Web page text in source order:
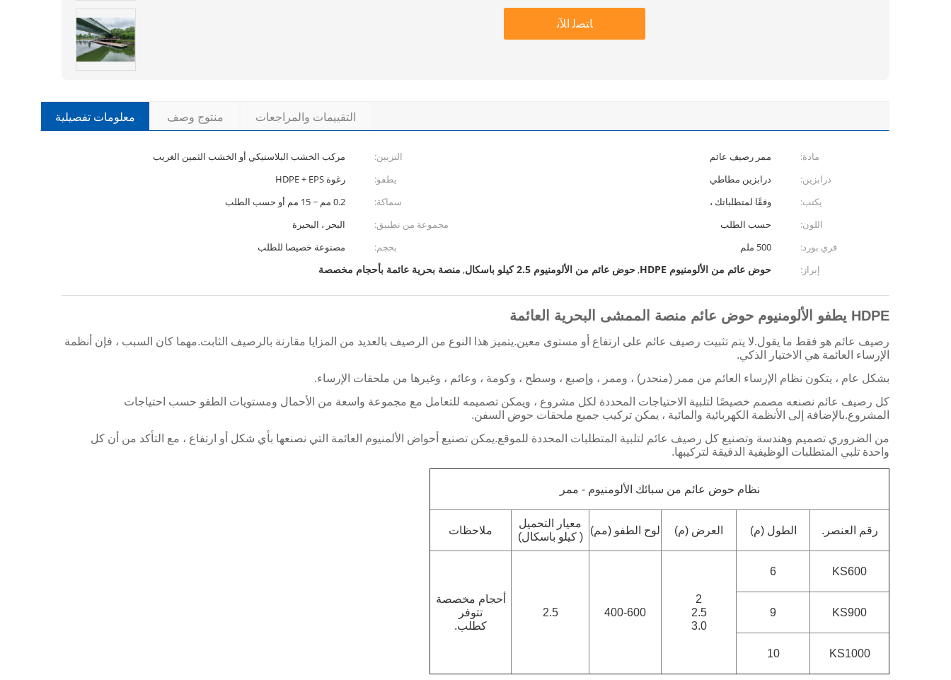
ﺎﺘﺼﻟ ﺍﻶﻧ
معلومات تفصيلية منتوج وصف التقييمات والمراجعات
مادة: ممر رصيف عائم التزيين:
مركب الخشب البلاستيكي أو الخشب الثمين الغريب
درابزين:
درابزين مطاطي يطفو:
رغوة HDPE + EPS
يكتب:
وفقًا لمتطلباتك ، سماكة:
0.2 مم ~ 15 مم أو حسب الطلب
اللون:
حسب الطلب مجموعة من تطبيق:
البحر ، البحيرة
فري بورد:
500 ملم بحجم:
مصنوعة خصيصا للطلب
إبراز:
حوض عائم من الألومنيوم HDPE ,حوض عائم من الألومنيوم 2.5 كيلو باسكال , منصة بحرية عائمة بأحجام مخصصة
HDPE يطفو الألومنيوم حوض عائم منصة الممشى البحرية العائمة
رصيف عائم هو فقط ما يقول.لا يتم تثبيت رصيف عائم على ارتفاع أو مستوى معين.يتميز هذا النوع من الرصيف بالعديد من المزايا مقارنة بالرصيف الثابت.مهما كان السبب ، فإن أنظمة
الإرساء العائمة هي الاختيار الذكي.
بشكل عام ، يتكون نظام الإرساء العائم من ممر (منحدر) ، وممر ، وإصبع ، وسطح ، وكومة ، وعائم ، وغيرها من ملحقات الإرساء.
كل رصيف عائم نصنعه مصمم خصيصًا لتلبية الاحتياجات المحددة لكل مشروع ، ويمكن تصميمه للتعامل مع مجموعة واسعة من الأحمال ومستويات الطفو حسب احتياجات
المشروع.بالإضافة إلى الأنظمة الكهربائية والمائية ، يمكن تركيب جميع ملحقات حوض السفن.
من الضروري تصميم وهندسة وتصنيع كل رصيف عائم لتلبية المتطلبات المحددة للموقع.يمكن تصنيع أحواض الألمنيوم العائمة التي نصنعها بأي شكل أو ارتفاع ، مع التأكد من أن كل
واحدة تلبي المتطلبات الوظيفية الدقيقة لتركيبها.
نظام حوض عائم من سبائك الألومنيوم - ممر
رقم العنصر. الطول (م) العرض (م) لوح الطفو (مم)
معيار التحميل
( كيلو باسكال)
ملاحظات
KS600
6
2
2.5
3.0
400-600
2.5
أحجام مخصصة
تتوفر
كطلب.
KS900
9
KS1000
10